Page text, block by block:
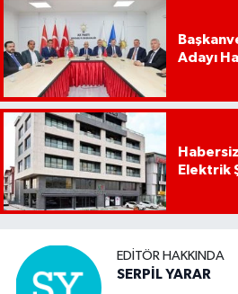
Adayı
Elektrik
EDITÖR HAKKINDA
SERPİL YARAR